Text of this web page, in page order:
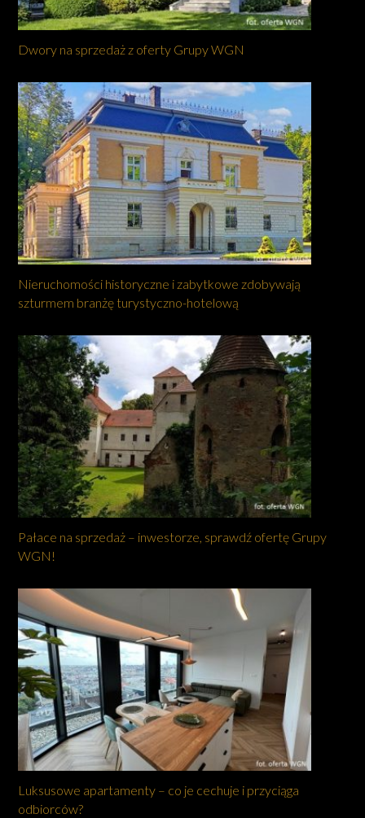
Dwory na sprzedaż z oferty Grupy WGN
Nieruchomości historyczne i zabytkowe zdobywają
szturmem branżę turystyczno-hotelową
Pałace na sprzedaż – inwestorze, sprawdź ofertę Grupy
WGN!
Luksusowe apartamenty – co je cechuje i przyciąga
odbiorców?